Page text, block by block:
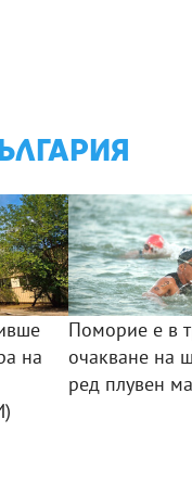
на
Поморие е в
очакване на
ред плувен